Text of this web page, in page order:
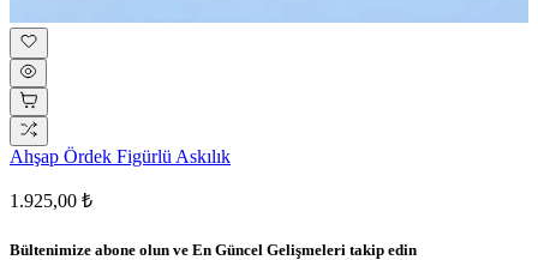
Ahşap Ördek Figürlü Askılık
1.925,00 ₺
Bültenimize abone olun ve En Güncel Gelişmeleri takip edin